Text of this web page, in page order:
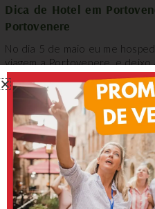
Dica de Hotel em
Portovenere
No dia 5 de maio eu me
viagem a Portovenere, e deixo